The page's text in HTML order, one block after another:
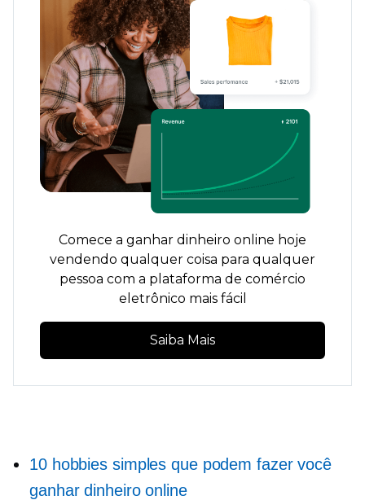
Comece a ganhar dinheiro online hoje
vendendo qualquer coisa para qualquer
pessoa com a plataforma de comércio
eletrônico mais fácil
Saiba Mais
10 hobbies simples que podem fazer você
ganhar dinheiro online